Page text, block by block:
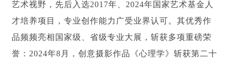
艺术视野，先后入选2017年、2024年国家艺术基金人
才培养项目，专业创作能力广受业界认可。其优秀作
品频频亮相国家级、省级专业大展，斩获多项重磅荣
誉：2024年8月，创意摄影作品《心理学》斩获第二十